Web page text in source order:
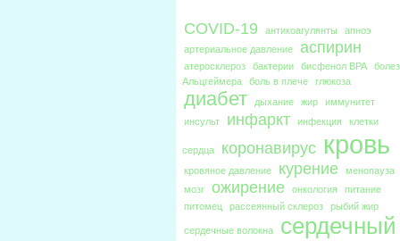
COVID-19 антикоагулянты
апноэ
артериальное давление
аспирин
атеросклероз бактерии бисфенол BPA
Альцгеймера
боль в плече глюкоза
диабет дыхание жир
иммунитет
инсульт
инфаркт инфекция клетки
сердца коронавирус кровь
кровяное давление курение
менопауза
мозг
ожирение онкология
питание
питомец
рассеянный склероз рыбий жир
сердечные волокна
сердечный